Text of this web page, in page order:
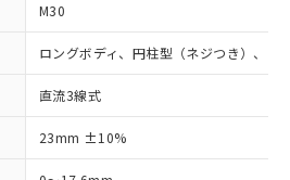
M30
ロングボディ、円柱型（ネジつき）、シ
直流3線式
23mm ±10%